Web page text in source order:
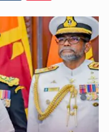
හිටපු පොලිස්පති පූජිත් ජයසුන්දරට සහ හිටපු ආරක්ෂක අමාත්‍යංශ ලේකම් හේමසිරි ප්‍රනාන්දු විශේෂ ත්‍රිපුද්ගල මහාධිකරණය විසින්…
පසුගිය මැයි මස 31 දිනෙන් අවසන් වූ වසර තුළ ලොව පුරා විවිධ තනතුරු නාම වලින්…
මේ, දන්නා හඳුනන ලියන්නකුගේ නන්නාඳුනන අඩවියක සැරිසරා ලද ආස්වාදනීය මොහොතක සිංහාවලෝකනයකි .කෙටි කවියක දිගු බර…